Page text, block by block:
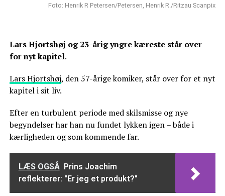
Foto: Henrik R Petersen/Petersen, Henrik R./Ritzau Scanpix
Lars Hjortshøj og 23-årig yngre kæreste står over
for nyt kapitel.
Lars Hjortshøj, den 57-årige komiker, står over for et nyt
kapitel i sit liv.
Efter en turbulent periode med skilsmisse og nye
begyndelser har han nu fundet lykken igen – både i
kærligheden og som kommende far.
LÆS OGSÅ Prins Joachim
reflekterer: "Er jeg et produkt?"